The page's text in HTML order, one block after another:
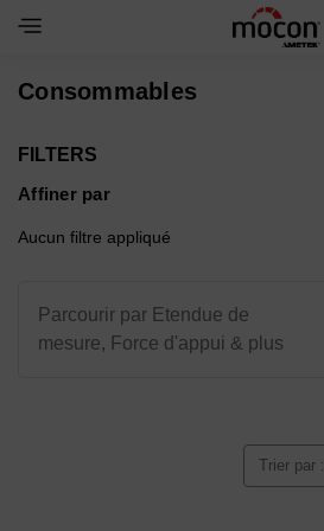
Toggle Navigation Menu
Consommables
FILTERS
Affiner par
Aucun filtre appliqué
Parcourir par Etendue de
mesure, Force d'appui & plus
Trier par :